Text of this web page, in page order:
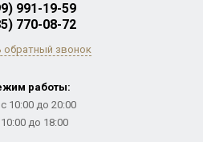
991-19-59
770-08-72
обратный звонок
работы:
10:00 до 20:00
до 18:00